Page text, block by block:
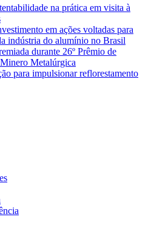
na prática em visita à
em ações voltadas para
indústria do alumínio no Brasil
durante 26º Prêmio de
Metalúrgica
para impulsionar reflorestamento